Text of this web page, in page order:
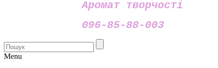
Аромат творчості
096-85-88-003
Menu